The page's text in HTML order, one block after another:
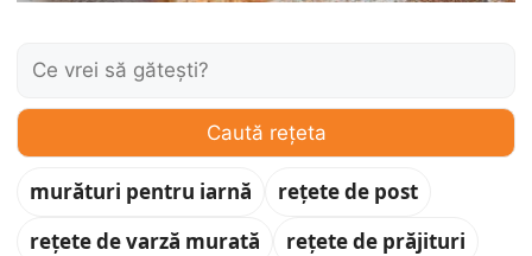
Caută:
Caută rețeta
murături pentru iarnă
rețete de post
rețete de varză murată
rețete de prăjituri